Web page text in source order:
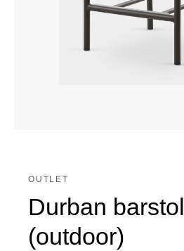
OUTLET
Durban barstol
(outdoor)